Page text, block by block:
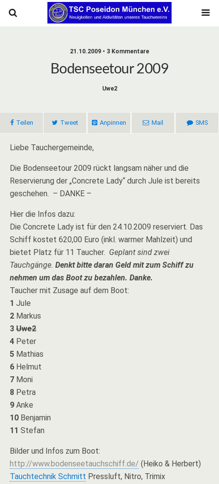
21.10.2009 • 3 Kommentare
Bodenseetour 2009
Uwe2
Teilen Tweet Anpinnen Mail SMS
Liebe Tauchergemeinde,
Die Bodenseetour 2009 rückt langsam näher und die
Reservierung der „Concrete Lady“ durch Jule ist bereits
geschehen. – DANKE –
Hier die Infos dazu:
Die Concrete Lady ist für den 24.10.2009 reserviert. Das
Schiff kostet 620,00 Euro (inkl. warmer Mahlzeit) und
bietet Platz für 11 Taucher. Geplant sind zwei
Tauchgänge. Denkt bitte daran Geld mit zum Schiff zu
nehmen um das Boot zu bezahlen. Danke.
Taucher mit Zusage auf dem Boot:
1 Jule
2 Markus
3 Uwe2
4 Peter
5 Mathias
6 Helmut
7 Moni
8 Petra
9 Anke
10 Benjamin
11 Stefan
Bilder und Infos zum Boot:
http://www.bodenseetauchschiff.de/ (Heiko & Herbert)
Tauchtechnik Schmitt Pressluft, Nitro, Trimix